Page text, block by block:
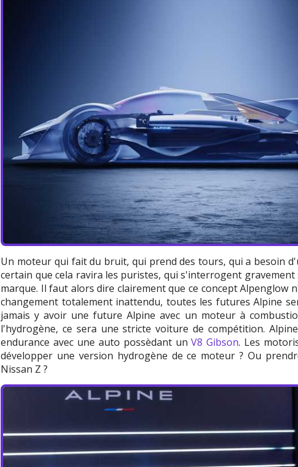
Un moteur qui fait du bruit, qui prend des tours, qui a besoin
certain que cela ravira les puristes, qui s'interrogent
marque. Il faut alors dire clairement que ce concept Alpenglow
changement totalement inattendu, toutes les futures Alpine
jamais y avoir une future Alpine avec un moteur à
l'hydrogène, ce sera une stricte voiture de compétition.
endurance avec une auto possèdant unV8 Gibson. Les
développer une version hydrogène de ce moteur ? Ou
Nissan Z ?